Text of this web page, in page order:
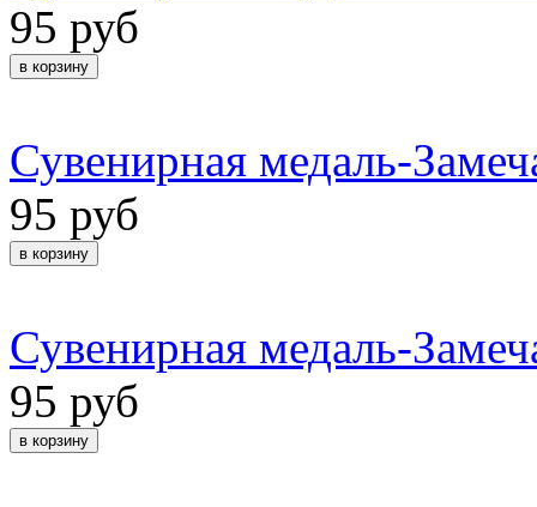
95 руб
Сувенирная медаль-
95 руб
Сувенирная медаль-
95 руб